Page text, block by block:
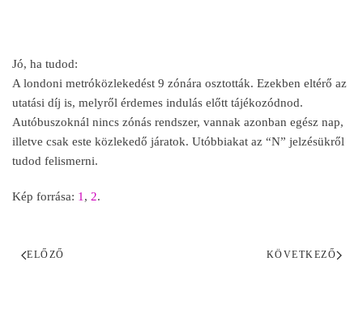
Jó, ha tudod:
A londoni metróközlekedést 9 zónára osztották. Ezekben eltérő az
utatási díj is, melyről érdemes indulás előtt tájékozódnod.
Autóbuszoknál nincs zónás rendszer, vannak azonban egész nap,
illetve csak este közlekedő járatok. Utóbbiakat az “N” jelzésükről
tudod felismerni.
Kép forrása: 1 , 2.
ELŐZŐ KÖVETKEZŐ